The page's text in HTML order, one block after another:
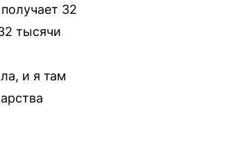
32
тысячи
и я там